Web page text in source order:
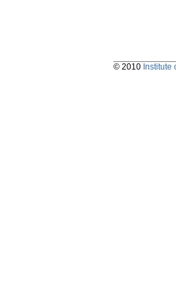
© 2010 Institute